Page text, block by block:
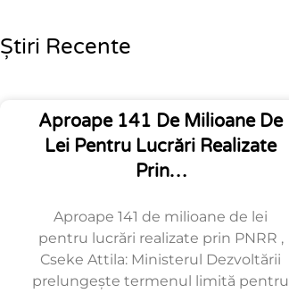
Știri Recente
Aproape 141 De Milioane De
Lei Pentru Lucrări Realizate
Prin…
Aproape 141 de milioane de lei
pentru lucrări realizate prin PNRR ,
Cseke Attila: Ministerul Dezvoltării
prelungește termenul limită pentru